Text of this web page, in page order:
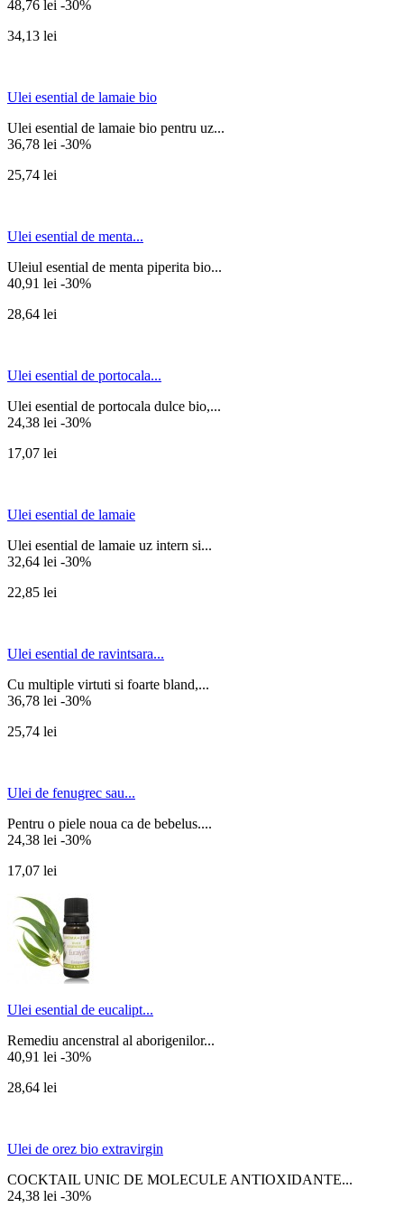
48,76 lei -30%
34,13 lei
Ulei esential de lamaie bio
Ulei esential de lamaie bio pentru uz...
36,78 lei -30%
25,74 lei
Ulei esential de menta...
Uleiul esential de menta piperita bio...
40,91 lei -30%
28,64 lei
Ulei esential de portocala...
Ulei esential de portocala dulce bio,...
24,38 lei -30%
17,07 lei
Ulei esential de lamaie
Ulei esential de lamaie uz intern si...
32,64 lei -30%
22,85 lei
Ulei esential de ravintsara...
Cu multiple virtuti si foarte bland,...
36,78 lei -30%
25,74 lei
Ulei de fenugrec sau...
Pentru o piele noua ca de bebelus....
24,38 lei -30%
17,07 lei
Ulei esential de eucalipt...
Remediu ancenstral al aborigenilor...
40,91 lei -30%
28,64 lei
Ulei de orez bio extravirgin
COCKTAIL UNIC DE MOLECULE ANTIOXIDANTE...
24,38 lei -30%